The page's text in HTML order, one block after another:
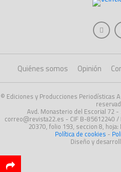
Quiénes somos Opinión
© Ediciones y Producciones Periodísticas
Avd. Monasterio del Escorial 72
correo@revista22.es - CIF B-85612240
20370, folio 193, seccion 8,
Política de cookies -
Diseño y